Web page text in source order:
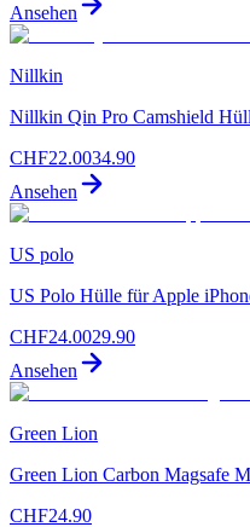
Ansehen
Nillkin
Nillkin Qin Pro Camshield
CHF22.0034.90
Ansehen
US polo
US Polo Hülle für Apple
CHF24.0029.90
Ansehen
Green Lion
Green Lion Carbon Magsafe
CHF24.90